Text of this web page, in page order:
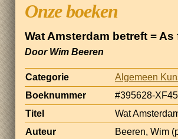
Onze boeken
Wat Amsterdam betreft =
Door Wim Beeren
Categorie
Algemeen
Boeknummer
#395628-XF45
Titel
Wat
Auteur
Beeren, Wim